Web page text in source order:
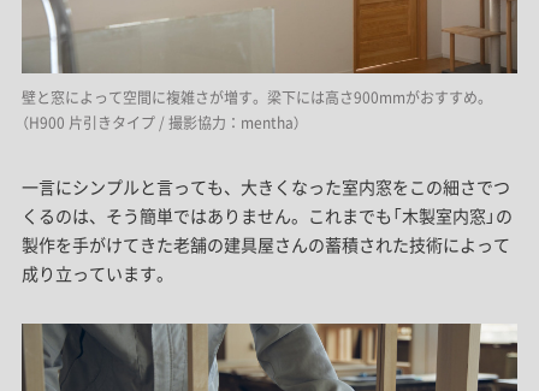
壁と窓によって空間に複雑さが増す。梁下には高さ900mmがおすすめ。
（H900 片引きタイプ / 撮影協力：mentha）
一言にシンプルと言っても、大きくなった室内窓をこの細さでつ
くるのは、そう簡単ではありません。これまでも「木製室内窓」の
製作を手がけてきた老舗の建具屋さんの蓄積された技術によって
成り立っています。